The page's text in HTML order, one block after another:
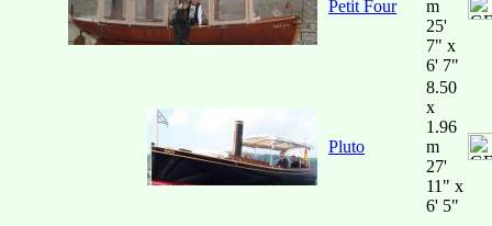
Petit Four
m
25'
7" x
6' 7"
Pluto
8.50
x
1.96
m
27'
11" x
6' 5"